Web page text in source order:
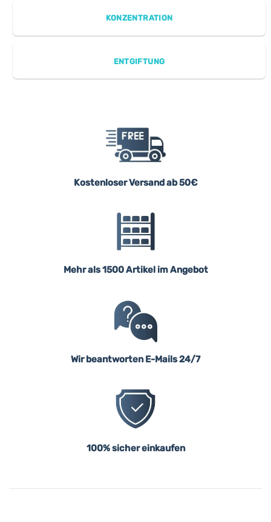
KONZENTRATION
ENTGIFTUNG
Kostenloser Versand ab 50€
Mehr als 1500 Artikel im Angebot
Wir beantworten E-Mails 24/7
100% sicher einkaufen